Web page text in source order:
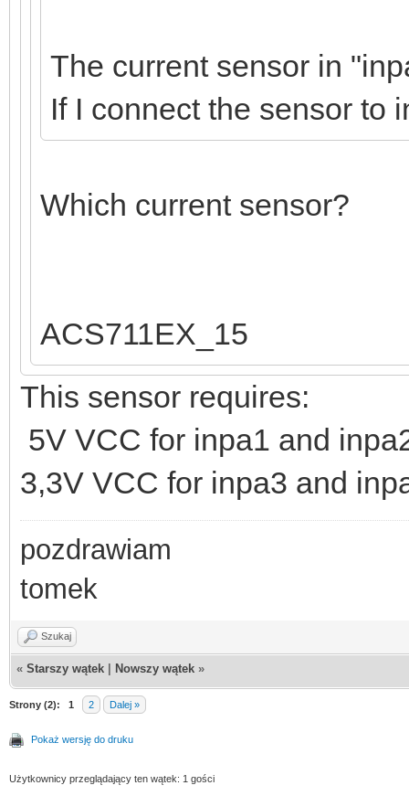
The current sensor in
If I connect the sensor to
Which current sensor?
ACS711EX_15
This sensor requires:
5V VCC for inpa1 and
3,3V VCC for inpa3 and
pozdrawiam
tomek
Szukaj
« Starszy wątek Nowszy wątek »
Strony (2): 1 2 Dalej »
Pokaż wersję do druku
Użytkownicy przeglądający ten wątek: 1 gości